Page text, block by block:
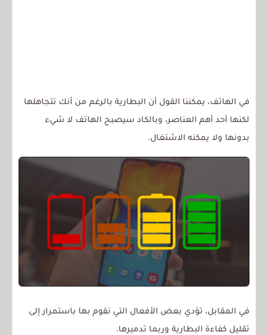
في الهاتف، يمكننا القول أن البطارية بالرغم من أنك تتجاهلها
لكنها أحد أهم العناصر، وبالكاد سيصبح الهاتف لا شيء
بدونها ولا يمكنه الاشتغال.
في المقابل، تؤدي بعض الأفعال التي نقوم بها باستمرار إلى
تقليل كفاءة البطارية وربما تدميرها.